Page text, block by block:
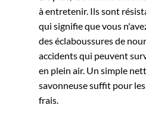
à entretenir. Ils sont
qui signifie que vous
des éclaboussures de
accidents qui peuvent
en plein air. Un simple
savonneuse suffit pour
frais.